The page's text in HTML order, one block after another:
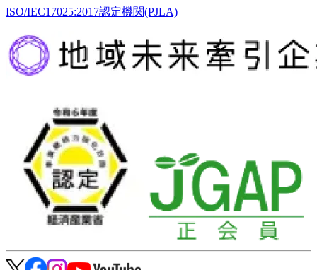
ISO/IEC17025:2017認定機関(PJLA)